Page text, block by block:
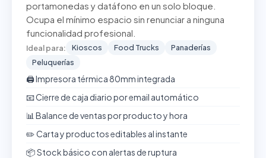
portamonedas y datáfono en un solo bloque.
Ocupa el mínimo espacio sin renunciar a ninguna
funcionalidad profesional.
Ideal para: Kioscos Food Trucks
Panaderías
Peluquerías
🖨️ Impresora térmica 80mm integrada
📧 Cierre de caja diario por email automático
📊 Balance de ventas por producto y hora
✏️ Carta y productos editables al instante
📦 Stock básico con alertas de ruptura